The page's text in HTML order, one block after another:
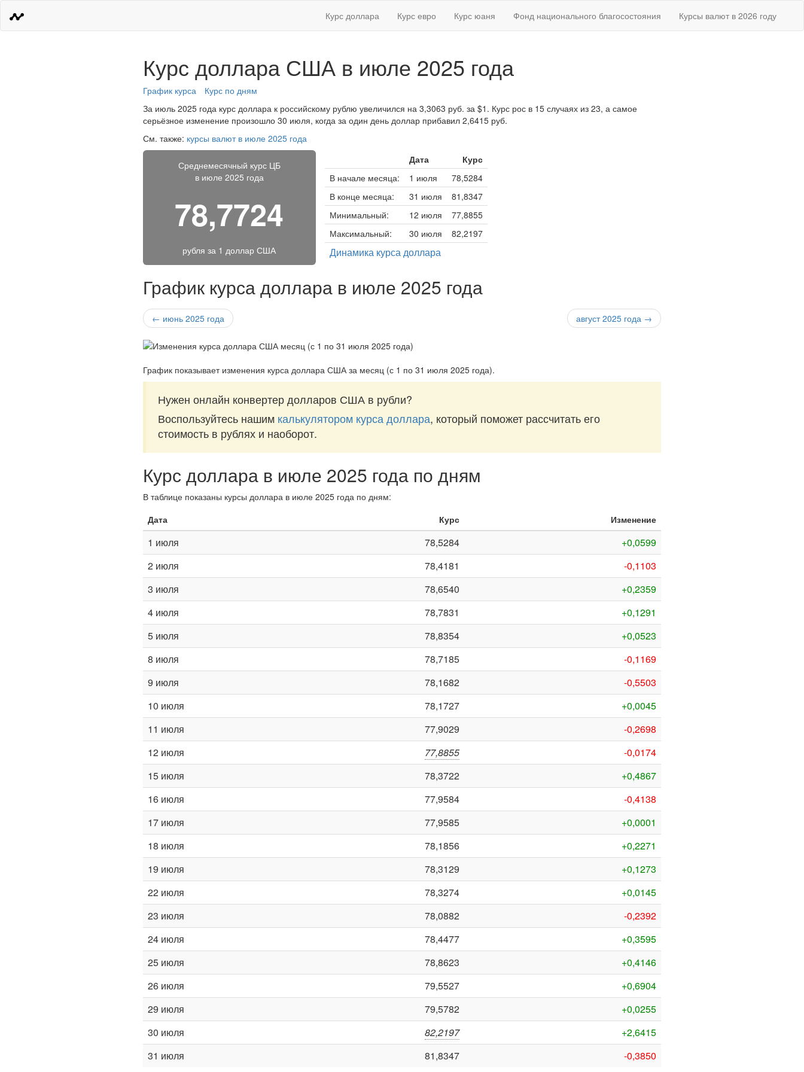
Курс доллара Курс евро Курс юаня Фонд национального благосостояния Курсы валют в 2026 году
Курс доллара США в июле 2025 года
График курса
Курс по дням
За июль 2025 года курс доллара к российскому рублю увеличился на 3,3063 руб. за $1. Курс рос в 15 случаях из 23, а самое
серьёзное изменение произошло 30 июля, когда за один день доллар прибавил 2,6415 руб.
См. также: курсы валют в июле 2025 года
Среднемесячный курс ЦБ
в июле 2025 года
78,7724
рубля за 1 доллар США
Дата
Курс
В начале месяца:
1 июля
78,5284
В конце месяца:
31 июля
81,8347
Минимальный:
12 июля
77,8855
Максимальный:
30 июля 82,2197
Динамика курса доллара
График курса доллара в июле 2025 года
← июнь 2025 года август 2025 года →
График показывает изменения курса доллара США за месяц (с 1 по 31 июля 2025 года).
Нужен онлайн конвертер долларов США в рубли?
Воспользуйтесь нашим калькулятором курса доллара, который поможет рассчитать его
стоимость в рублях и наоборот.
Курс доллара в июле 2025 года по дням
В таблице показаны курсы доллара в июле 2025 года по дням:
Дата
Курс Изменение
1 июля 78,5284
+0,0599
2 июля
78,4181
-0,1103
3 июля
78,6540
+0,2359
4 июля
78,7831
+0,1291
5 июля
78,8354
+0,0523
8 июля
78,7185
-0,1169
9 июля
78,1682
-0,5503
10 июля
78,1727
+0,0045
11 июля
77,9029
-0,2698
12 июля
77,8855
-0,0174
15 июля
78,3722
+0,4867
16 июля
77,9584
-0,4138
17 июля
77,9585
+0,0001
18 июля
78,1856
+0,2271
19 июля
78,3129
+0,1273
22 июля
78,3274
+0,0145
23 июля
78,0882
-0,2392
24 июля
78,4477
+0,3595
25 июля
78,8623
+0,4146
26 июля
79,5527
+0,6904
29 июля
79,5782
+0,0255
30 июля
82,2197
+2,6415
31 июля
81,8347 -0,3850